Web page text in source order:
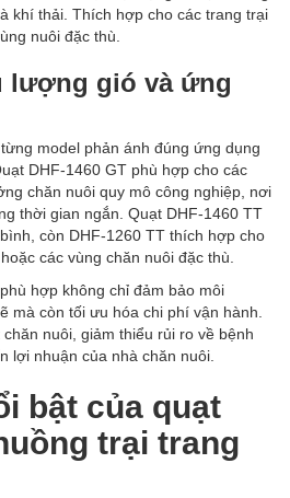
khí thải. Thích hợp cho các trang trại
nuôi đặc thù.
lượng gió và ứng
model phản ánh đúng ứng dụng
DHF-1460 GT phù hợp cho các
chăn nuôi quy mô công nghiệp, nơi
thời gian ngắn. Quạt DHF-1460 TT
còn DHF-1260 TT thích hợp cho
các vùng chăn nuôi đặc thù.
hợp không chỉ đảm bảo môi
mà còn tối ưu hóa chi phí vận hành.
nuôi, giảm thiểu rủi ro về bệnh
lợi nhuận của nhà chăn nuôi.
bật của quạt
trại trang